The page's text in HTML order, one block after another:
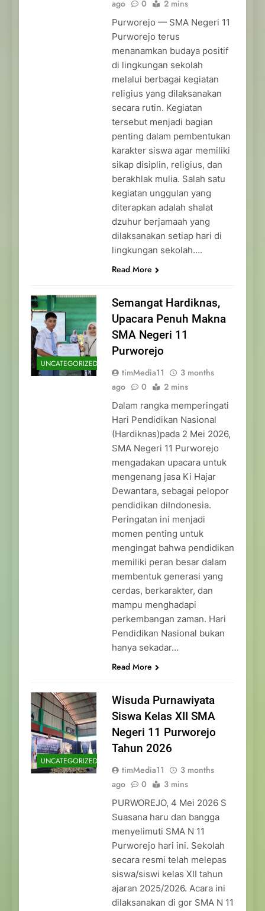
ago
0 2 mins
Purworejo — SMA Negeri 11
Purworejo terus
menanamkan budaya positif
di lingkungan sekolah
melalui berbagai kegiatan
religius yang dilaksanakan
secara rutin. Kegiatan
tersebut menjadi bagian
penting dalam pembentukan
karakter siswa agar memiliki
sikap disiplin, religius, dan
berakhlak mulia. Salah satu
kegiatan unggulan yang
diterapkan adalah shalat
dzuhur berjamaah yang
dilaksanakan setiap hari di
lingkungan sekolah….
Read More
UNCATEGORIZED
Semangat Hardiknas,
Upacara Penuh Makna
SMA Negeri 11
Purworejo
timMedia11
3 months
ago
0 2 mins
Dalam rangka memperingati
Hari Pendidikan Nasional
(Hardiknas)pada 2 Mei 2026,
SMA Negeri 11 Purworejo
mengadakan upacara untuk
mengenang jasa Ki Hajar
Dewantara, sebagai pelopor
pendidikan diIndonesia.
Peringatan ini menjadi
momen penting untuk
mengingat bahwa pendidikan
memiliki peran besar dalam
membentuk generasi yang
cerdas, berkarakter, dan
mampu menghadapi
perkembangan zaman. Hari
Pendidikan Nasional bukan
hanya sekadar…
Read More
UNCATEGORIZED
Wisuda Purnawiyata
Siswa Kelas XII SMA
Negeri 11 Purworejo
Tahun 2026
timMedia11
3 months
ago
0 3 mins
PURWOREJO, 4 Mei 2026 S
Suasana haru dan bangga
menyelimuti SMA N 11
Purworejo hari ini. Sekolah
secara resmi telah melepas
siswa/siswi kelas XII tahun
ajaran 2025/2026. Acara ini
dilaksanakan di gor SMA N 11